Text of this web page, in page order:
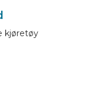
kjøretøy